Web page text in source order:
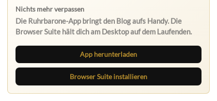
Nichts mehr verpassen
Die Ruhrbarone-App bringt den Blog aufs Handy. Die
Browser Suite hält dich am Desktop auf dem Laufenden.
App herunterladen
Browser Suite installieren